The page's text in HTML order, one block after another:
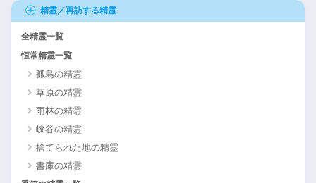
精霊／再訪する精霊
全精霊一覧
恒常精霊一覧
孤島の精霊
草原の精霊
雨林の精霊
峡谷の精霊
捨てられた地の精霊
書庫の精霊